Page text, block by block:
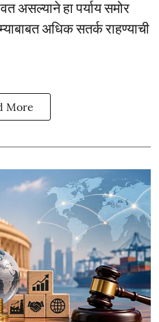
असल्याने हा पर्याय समोर
अधिक सतर्क राहण्याची
More